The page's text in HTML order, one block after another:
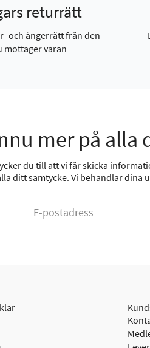
returrätt
och ångerrätt från den
mottager varan
mer på alla
du till att vi får skicka
ditt samtycke. Vi behandlar dina